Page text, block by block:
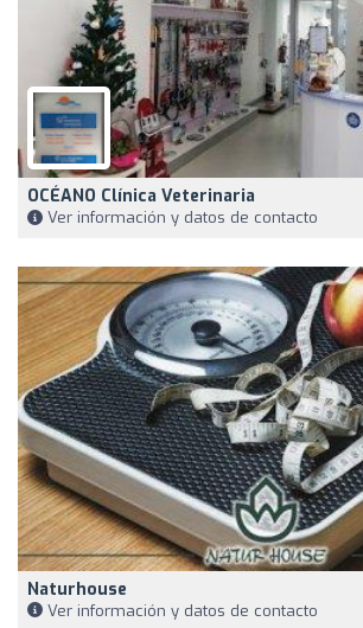
OCÉANO Clínica Veterinaria
Ver información y datos de contacto
Naturhouse
Ver información y datos de contacto